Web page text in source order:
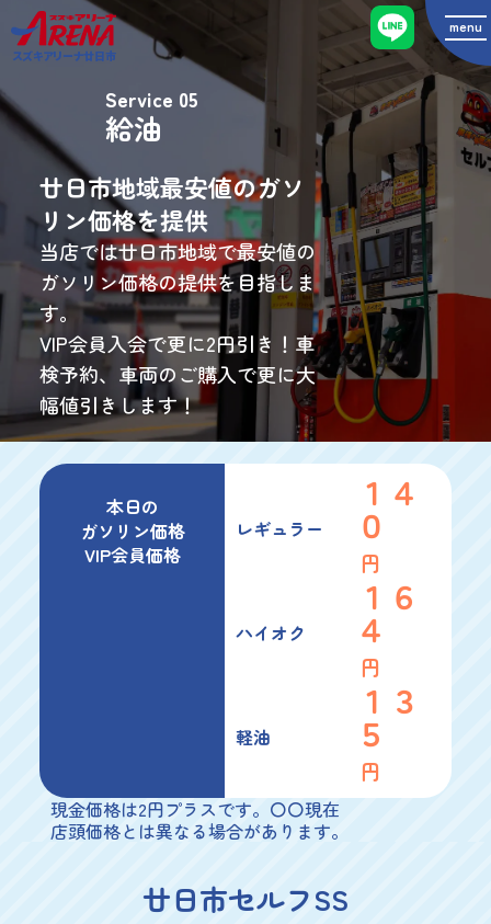
スズキアリーナ廿日市
menu
Service 05
給油
廿日市地域最安値のガソ
リン価格を提供
当店では廿日市地域で最安値の
ガソリン価格の提供を目指しま
す。
VIP会員入会で更に2円引き！ 車
検予約、車両のご購入で更に大
幅値引きします！
本日の
ガソリン価格
VIP会員価格
レギュラー
１４
０
円
ハイオク
１６
４
円
軽油
１３
５
円
現金価格は2円プラスです。〇〇現在
店頭価格とは異なる場合があります。
廿日市セルフSS